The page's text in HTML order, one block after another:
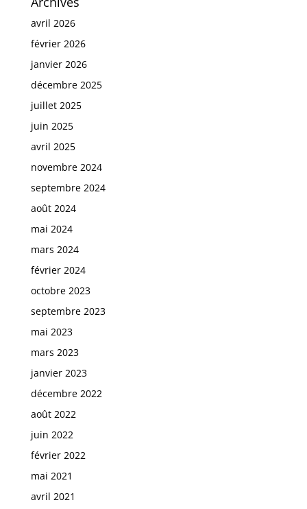
avril 2026
février 2026
janvier 2026
décembre 2025
juillet 2025
juin 2025
avril 2025
novembre 2024
septembre 2024
août 2024
mai 2024
mars 2024
février 2024
octobre 2023
septembre 2023
mai 2023
mars 2023
janvier 2023
décembre 2022
août 2022
juin 2022
février 2022
mai 2021
avril 2021